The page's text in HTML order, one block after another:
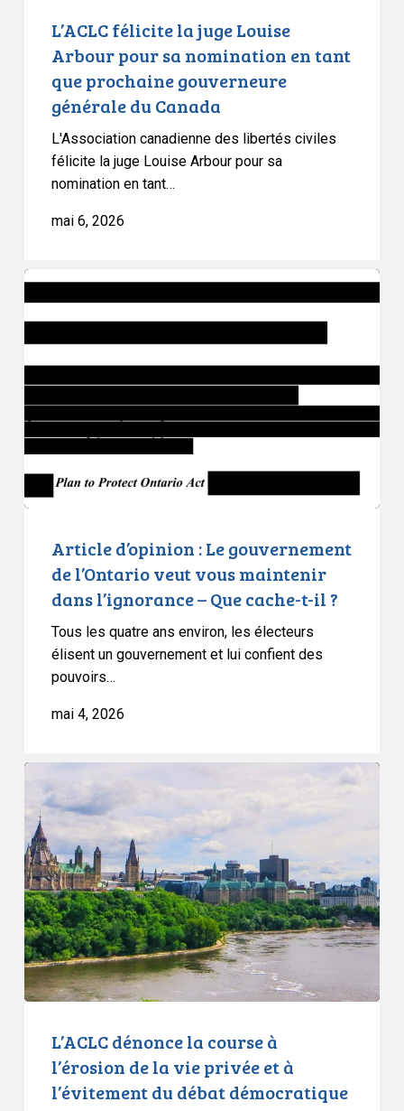
gouverneure
générale
Canada
L’ACLC félicite la juge Louise
Arbour pour sa nomination en tant
que prochaine gouverneure
générale du Canada
L'Association canadienne des libertés civiles
félicite la juge Louise Arbour pour sa
nomination en tant…
mai 6, 2026
Article
d’opinion
:
Le
l’Ontario
veut
maintenir
cache-
Article d’opinion : Le gouvernement
de l’Ontario veut vous maintenir
dans l’ignorance – Que cache-t-il ?
Tous les quatre ans environ, les électeurs
élisent un gouvernement et lui confient des
pouvoirs…
mai 4, 2026
L’ACLC
dénonce
la
course
à
l’érosion
de
la
vie
privée
et
l’évitement
débat
L’ACLC dénonce la course à
l’érosion de la vie privée et à
l’évitement du débat démocratique